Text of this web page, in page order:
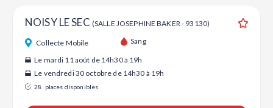
NOISY LE SEC (SALLE JOSEPHINE BAKER - 93130)
Collecte Mobile Sang
Le mardi 11 août de 14h30 à 19h
Le vendredi 30 octobre de 14h30 à 19h
28 places disponibles